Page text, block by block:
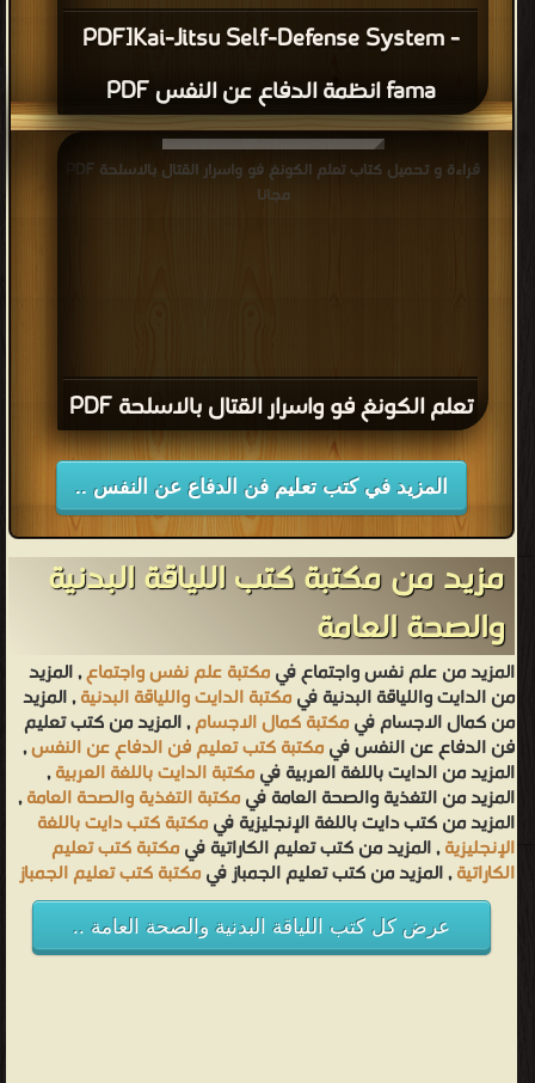
PDF]Kai-Jitsu Self-Defense System -
fama انظمة الدفاع عن النفس PDF
تعلم الكونغ فو واسرار القتال بالاسلحة PDF
قراءة و تحميل كتاب تعلم الكونغ فو واسرار القتال بالاسلحة PDF
مجانا
المزيد في كتب تعليم فن الدفاع عن النفس ..
مزيد من مكتبة كتب اللياقة البدنية
والصحة العامة
المزيد من علم نفس واجتماع فيمكتبة علم نفس واجتماع, المزيد
من الدايت واللياقة البدنية فيمكتبة الدايت واللياقة البدنية, المزيد
من كمال الاجسام فيمكتبة كمال الاجسام, المزيد من كتب تعليم
فن الدفاع عن النفس فيمكتبة كتب تعليم فن الدفاع عن النفس,
المزيد من الدايت باللغة العربية فيمكتبة الدايت باللغة العربية,
المزيد من التغذية والصحة العامة فيمكتبة التغذية والصحة العامة,
المزيد من كتب دايت باللغة الإنجليزية فيمكتبة كتب دايت باللغة
الإنجليزية, المزيد من كتب تعليم الكاراتية فيمكتبة كتب تعليم
الكاراتية, المزيد من كتب تعليم الجمباز فيمكتبة كتب تعليم الجمباز
عرض كل كتب اللياقة البدنية والصحة العامة ..